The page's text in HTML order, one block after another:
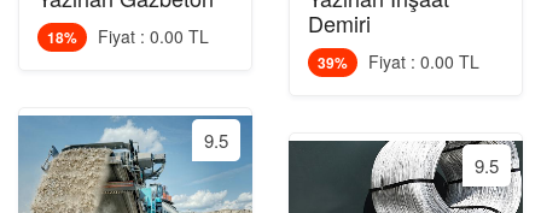
18% Fiyat : 0.00 TL
9.5
Demiri
39% Fiyat : 0.00 TL
9.5